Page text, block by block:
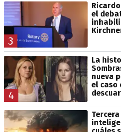
3
el
4
La
nueva
el caso